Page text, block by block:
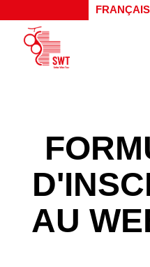
FRANÇAIS
AU